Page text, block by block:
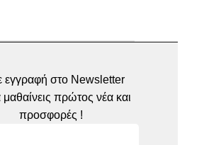
εγγραφή στο Newsletter
μαθαίνεις πρώτος νέα και
προσφορές !